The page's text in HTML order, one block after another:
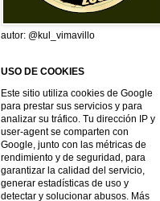
autor: @kul_vimavillo
USO DE COOKIES
Este sitio utiliza cookies de Google
para prestar sus servicios y para
analizar su tráfico. Tu dirección IP y
user-agent se comparten con
Google, junto con las métricas de
rendimiento y de seguridad, para
garantizar la calidad del servicio,
generar estadísticas de uso y
detectar y solucionar abusos. Más